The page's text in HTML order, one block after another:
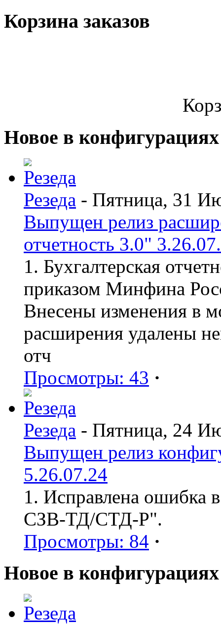
Корзина заказов
Новое в конфигурациях
Резеда - Пятница, 31
Выпущен релиз
отчетность 3.0"
1. Бухгалтерская
приказом Минфина
Внесены изменения в
расширения удалены
отч
Просмотры: 43 ·
Резеда - Пятница, 24
Выпущен релиз
5.26.07.24
1. Исправлена ошибка
СЗВ-ТД/СТД-Р".
Просмотры: 84 ·
Новое в конфигурациях